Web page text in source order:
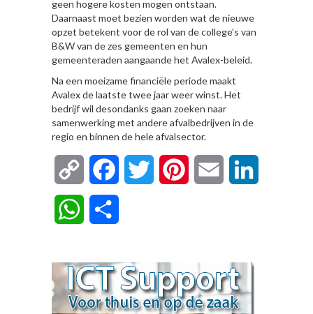
geen hogere kosten mogen ontstaan.
Daarnaast moet bezien worden wat de nieuwe
opzet betekent voor de rol van de college’s van
B&W van de zes gemeenten en hun
gemeenteraden aangaande het Avalex-beleid.
Na een moeizame financiële periode maakt
Avalex de laatste twee jaar weer winst. Het
bedrijf wil desondanks gaan zoeken naar
samenwerking met andere afvalbedrijven in de
regio en binnen de hele afvalsector.
Copy
Link
FacebookTwitter Pinterest Email
WhatsApp